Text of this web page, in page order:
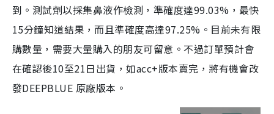
到。測試劑以採集鼻液作檢測，準確度達99.03%，最快
15分鐘知道結果，而且準確度高達97.25%。目前未有限
購數量，需要大量購入的朋友可留意。不過訂單預計會
在確認後10至21日出貨，如acc+版本賣完，將有機會改
發DEEPBLUE 原廠版本。